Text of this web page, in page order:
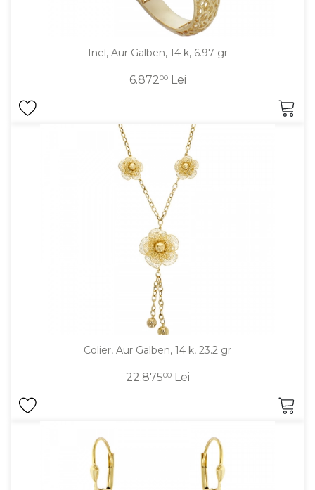
Inel, Aur Galben, 14 k, 6.97 gr
6.87200Lei
Colier, Aur Galben, 14 k, 23.2 gr
22.87500Lei